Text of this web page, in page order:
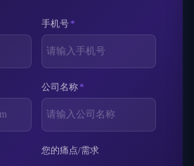
手机号*
公司名称*
您的痛点/需求